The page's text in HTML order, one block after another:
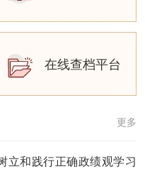
在线查档平台
更多
立和践行正确政绩观学习